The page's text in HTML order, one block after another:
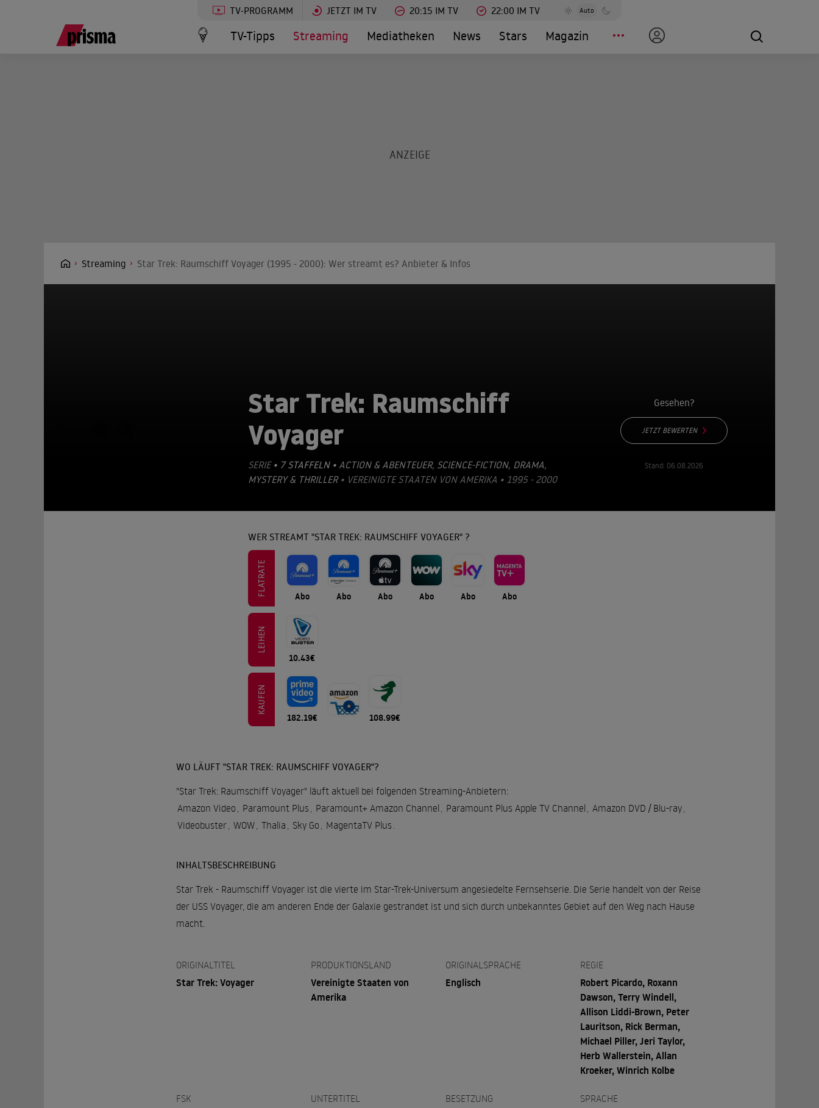
TV-PROGRAMM JETZT IM TV 20:15 IM TV 22:00 IM TV Auto
TV-Tipps Streaming Mediatheken News Stars Magazin
Streaming Star Trek: Raumschiff Voyager (1995 - 2000): Wer streamt es? Anbieter & Infos
Star Trek: Raumschiff
Voyager
SERIE • 7 STAFFELN • ACTION & ABENTEUER, SCIENCE-FICTION, DRAMA,
MYSTERY & THRILLER• VEREINIGTE STAATEN VON AMERIKA • 1995 - 2000
Gesehen?
JETZT BEWERTEN
Stand: 06.08.2026
WER STREAMT "STAR TREK: RAUMSCHIFF VOYAGER" ?
FLATRATE Abo Abo Abo Abo Abo Abo
LEIHEN
10.43€
KAUFEN
182.19€ 108.99€
WO LÄUFT "STAR TREK: RAUMSCHIFF VOYAGER"?
"Star Trek: Raumschiff Voyager" läuft aktuell bei folgenden Streaming-Anbietern:
Amazon Video
Paramount Plus Paramount+ Amazon Channel Paramount Plus Apple TV Channel Amazon DVD / Blu-ray
Videobuster WOW Thalia Sky Go MagentaTV Plus
INHALTSBESCHREIBUNG
Star Trek - Raumschiff Voyager ist die vierte im Star-Trek-Universum angesiedelte Fernsehserie. Die Serie handelt von der Reise
der USS Voyager, die am anderen Ende der Galaxie gestrandet ist und sich durch unbekanntes Gebiet auf den Weg nach Hause
macht.
ORIGINALTITEL
Star Trek: Voyager
PRODUKTIONSLAND
Vereinigte Staaten von
Amerika
ORIGINALSPRACHE
Englisch
REGIE
Robert Picardo, Roxann
Dawson, Terry Windell,
Allison Liddi-Brown, Peter
Lauritson, Rick Berman,
Michael Piller, Jeri Taylor,
Herb Wallerstein, Allan
Kroeker, Winrich Kolbe
FSK UNTERTITEL BESETZUNG SPRACHE